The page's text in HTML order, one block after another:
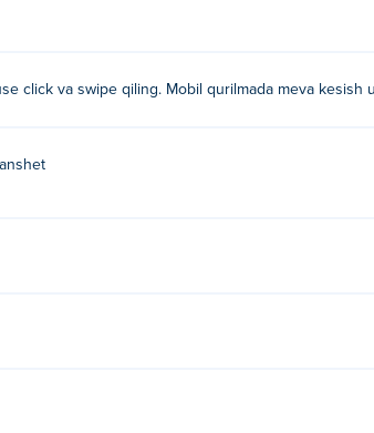
click va swipe qiling. Mobil qurilmada meva kesish